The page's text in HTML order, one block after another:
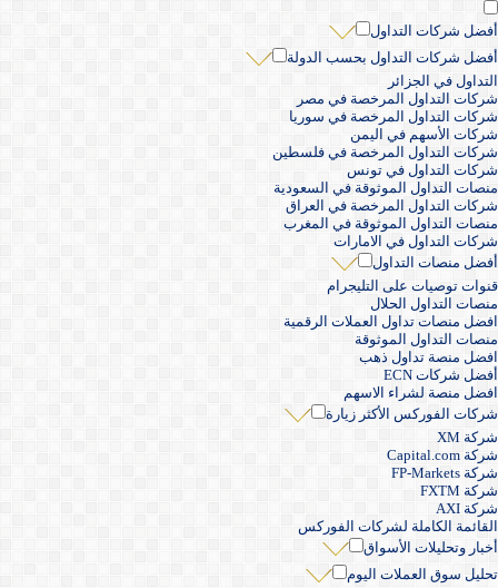
أفضل شركات التداول
أفضل شركات التداول بحسب الدولة
التداول في الجزائر
شركات التداول المرخصة في مصر
شركات التداول المرخصة في سوريا
شركات الأسهم في اليمن
شركات التداول المرخصة في فلسطين
شركات التداول في تونس
منصات التداول الموثوقة في السعودية
شركات التداول المرخصة في العراق
منصات التداول الموثوقة في المغرب
شركات التداول في الامارات
أفضل منصات التداول
قنوات توصيات على التليجرام
منصات التداول الحلال
افضل منصات تداول العملات الرقمية
منصات التداول الموثوقة
افضل منصة تداول ذهب
أفضل شركات ECN
افضل منصة لشراء الاسهم
شركات الفوركس الأكثر زيارة
شركة XM
شركة Capital.com
شركة FP-Markets
شركة FXTM
شركة AXI
القائمة الكاملة لشركات الفوركس
أخبار وتحليلات الأسواق
تحليل سوق العملات اليوم